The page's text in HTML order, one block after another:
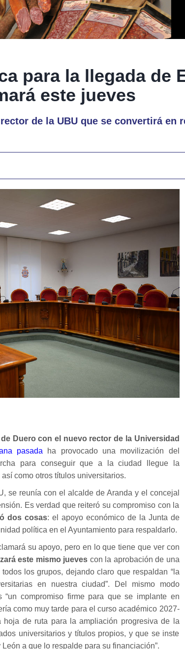
para la llegada de
este jueves
de la UBU que se convertirá en
Duero con el nuevo rector de la Universidad
pasada ha provocado una movilización del
para conseguir que a la ciudad llegue la
como otros títulos universitarios.
se reunía con el alcalde de Aranda y el concejal
Es verdad que reiteró su compromiso con la
dos cosas: el apoyo económico de la Junta de
política en el Ayuntamiento para respaldarlo.
su apoyo, pero en lo que tiene que ver con
este mismo jueves con la aprobación de una
todos los grupos, dejando claro que respaldan “la
en nuestra ciudad”. Del mismo modo
compromiso firme para que se implante en
como muy tarde para el curso académico 2027-
hoja de ruta para la ampliación progresiva de la
universitarios y títulos propios, y que se inste
a que lo respalde para su financiación”.